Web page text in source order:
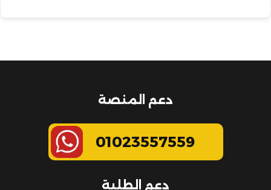
دعم المنصة
01023557559
دعم الطلبة